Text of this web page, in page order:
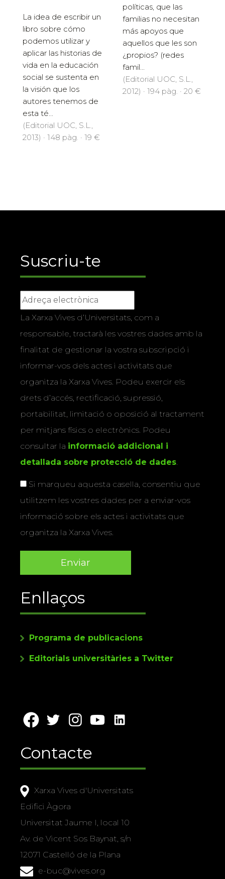
La idea de escribir un
libro sobre cómo
podemos utilizar y
aplicar las historias de
vida en la educación
social se sustenta en
la visión que los
autores tenemos de
esta té...
(Editorial UOC, S.L.,
2013) · 148 pàg. · 19 €
políticas, que las
familias no necesitan
más apoyos que
aquellos que les son
¿propios? (redes
famil...
(Editorial UOC, S.L.,
2012) · 194 pàg. · 20 €
Suscriu-te
La Xarxa Vives d’Universitats, com a
responsable, tractarà les vostres dades amb la
finalitat de gestionar la vostra subscripció i
informar-vos dels actes i activitats que
organitza la Xarxa Vives. Podeu exercir els
drets d’accés, rectificació, supressió,
portabilitat, limitació o oposició al tractament
per mitjans físics o electrònics. Podeu
consultar la informació addicional i
detallada sobre protecció de dades
Si marqueu aquesta casella, consentiu que
utilitzem les vostres dades per a enviar-vos
informació sobre els actes i activitats que
organitza la Xarxa Vives.
Enllaços
Programa de publicacions
Editorials universitàries a Twitter
Contacte
Xarxa Vives d'Universitats
Edifici Àgora
Universitat Jaume I, local 10
Av. de Vicent Sos Baynat, s/n
12071 Castelló de la Plana
e-buc@vives.org